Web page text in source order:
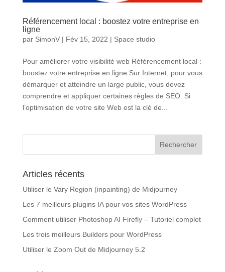
Référencement local : boostez votre entreprise en
ligne
par SimonV| Fév 15, 2022 | Space studio
Pour améliorer votre visibilité web Référencement local :
boostez votre entreprise en ligne Sur Internet, pour vous
démarquer et atteindre un large public, vous devez
comprendre et appliquer certaines règles de SEO. Si
l’optimisation de votre site Web est la clé de...
Articles récents
Utiliser le Vary Region (inpainting) de Midjourney
Les 7 meilleurs plugins IA pour vos sites WordPress
Comment utiliser Photoshop AI Firefly – Tutoriel complet
Les trois meilleurs Builders pour WordPress
Utiliser le Zoom Out de Midjourney 5.2